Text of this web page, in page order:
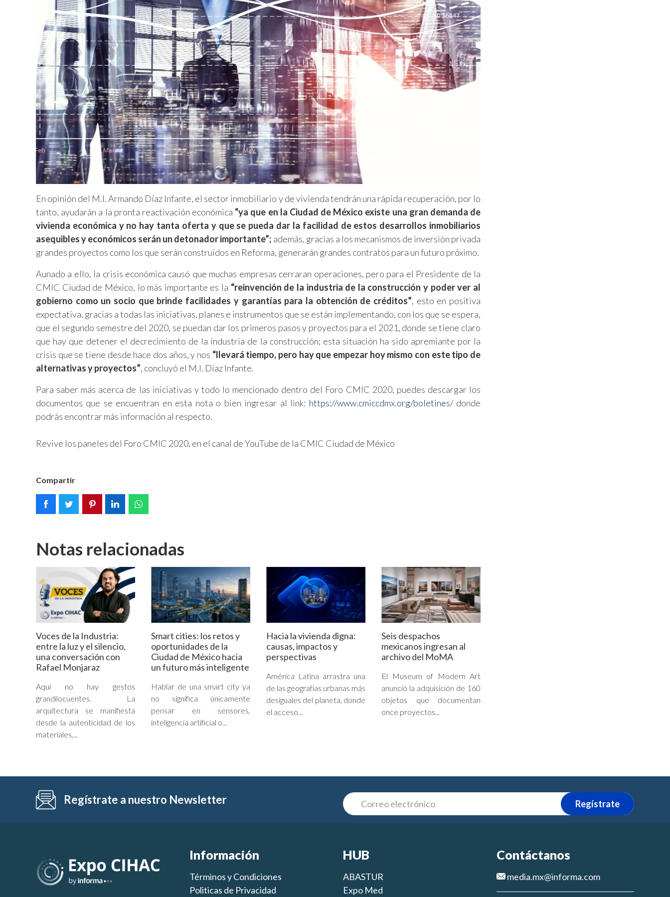
En opinión del M.I. Armando Díaz Infante, el sector inmobiliario y de vivienda tendrán una rápida recuperación, por lo
tanto, ayudarán a la pronta reactivación económica “ya que en la Ciudad de México existe una gran demanda de
vivienda económica y no hay tanta oferta y que se pueda dar la facilidad de estos desarrollos inmobiliarios
asequibles y económicos serán un detonador importante”; además, gracias a los mecanismos de inversión privada
grandes proyectos como los que serán construidos en Reforma, generarán grandes contratos para un futuro próximo.
Aunado a ello, la crisis económica causó que muchas empresas cerraran operaciones, pero para el Presidente de la
CMIC Ciudad de México, lo más importante es la “reinvención de la industria de la construcción y poder ver al
gobierno como un socio que brinde facilidades y garantías para la obtención de créditos”, esto en positiva
expectativa, gracias a todas las iniciativas, planes e instrumentos que se están implementando, con los que se espera,
que el segundo semestre del 2020, se puedan dar los primeros pasos y proyectos para el 2021, donde se tiene claro
que hay que detener el decrecimiento de la industria de la construcción; esta situación ha sido apremiante por la
crisis que se tiene desde hace dos años, y nos “llevará tiempo, pero hay que empezar hoy mismo con este tipo de
alternativas y proyectos”, concluyó el M.I. Díaz Infante.
Para saber más acerca de las iniciativas y todo lo mencionado dentro del Foro CMIC 2020, puedes descargar los
documentos que se encuentran en esta nota o bien ingresar al link: https://www.cmiccdmx.org/boletines/donde
podrás encontrar más información al respecto.
Revive los paneles del Foro CMIC 2020, en el canal de YouTube de la CMIC Ciudad de México
Compartir
Notas relacionadas
Voces de la Industria:
entre la luz y el silencio,
una conversación con
Rafael Monjaraz
Aquí no hay gestos
grandilocuentes. La
arquitectura se manifiesta
desde la autenticidad de los
materiales,...
Smart cities: los retos y
oportunidades de la
Ciudad de México hacia
un futuro más inteligente
Hablar de una smart city ya
no significa únicamente
pensar en sensores,
inteligencia artificial o...
Hacia la vivienda digna:
causas, impactos y
perspectivas
América Latina arrastra una
de las geografías urbanas más
desiguales del planeta, donde
el acceso...
Seis despachos
mexicanos ingresan al
archivo del MoMA
El Museum of Modern Art
anunció la adquisición de 160
objetos que documentan
once proyectos...
Regístrate a nuestro Newsletter Regístrate
Información
Términos y Condiciones
Politicas de Privacidad
HUB
ABASTUR
Expo Med
Contáctanos
media.mx@informa.com